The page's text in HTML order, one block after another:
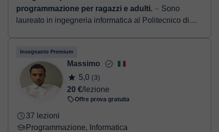
programmazione per ragazzi e adulti. ⏤ Sono
laureato in ingegneria informatica al Politecnico di
Insegnante Premium
Massimo
5,0 (3)
20 €/lezione
Offre prova gratuita
37 lezioni
Programmazione, Informatica